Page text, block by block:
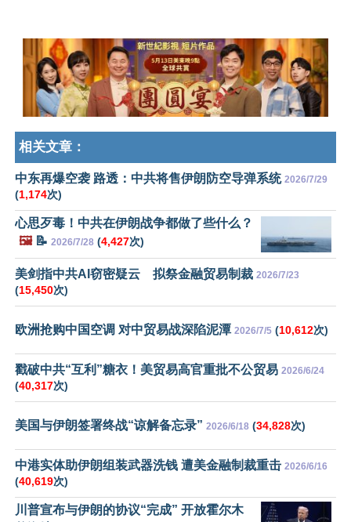
相关文章：
中东再爆空袭 路透：中共将售伊朗防空导弹系统 2026/7/29
(1,174次)
心思歹毒！中共在伊朗战争都做了些什么？
🖼️📝 2026/7/28 (4,427次)
美剑指中共AI窃密疑云 拟祭金融贸易制裁 2026/7/23
(15,450次)
欧洲抢购中国空调 对中贸易战深陷泥潭 2026/7/5 (10,612次)
戳破中共“互利”糖衣！美贸易高官重批不公贸易 2026/6/24
(40,317次)
美国与伊朗签署终战“谅解备忘录” 2026/6/18 (34,828次)
中港实体助伊朗组装武器洗钱 遭美金融制裁重击 2026/6/16
(40,619次)
川普宣布与伊朗的协议“完成” 开放霍尔木